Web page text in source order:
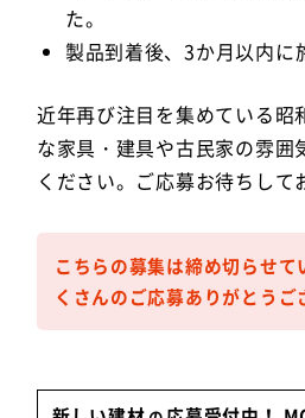
た。
製品到着後、3か月以内に
近年再び注目を集めている昭
な家具・建具や古民家の雰囲
ください。ご応募お待ちして
こちらの募集は締め切らせて
くさんのご応募ありがとうご